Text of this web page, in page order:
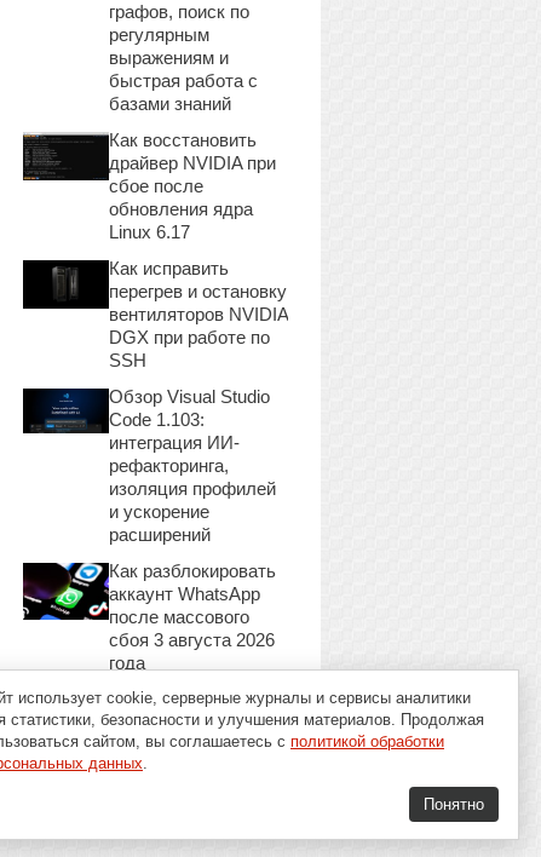
графов, поиск по
регулярным
выражениям и
быстрая работа с
базами знаний
Как восстановить
драйвер NVIDIA при
сбое после
обновления ядра
Linux 6.17
Как исправить
перегрев и остановку
вентиляторов NVIDIA
DGX при работе по
SSH
Обзор Visual Studio
Code 1.103:
интеграция ИИ-
рефакторинга,
изоляция профилей
и ускорение
расширений
Как разблокировать
аккаунт WhatsApp
после массового
сбоя 3 августа 2026
года
использует cookie, серверные журналы и сервисы аналитики
статистики, безопасности и улучшения материалов. Продолжая
сайтом, вы соглашаетесь с политикой обработки
данных.
Понятно